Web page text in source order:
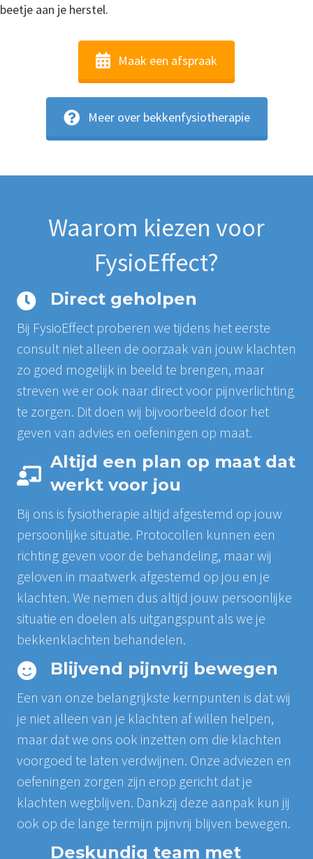
beetje aan je herstel.
Maak een afspraak
Meer over bekkenfysiotherapie
Waarom kiezen voor
FysioEffect?
Direct geholpen
Bij FysioEffect proberen we tijdens het eerste
consult niet alleen de oorzaak van jouw klachten
zo goed mogelijk in beeld te brengen, maar
streven we er ook naar direct voor pijnverlichting
te zorgen. Dit doen wij bijvoorbeeld door het
geven van advies en oefeningen op maat.
Altijd een plan op maat dat
werkt voor jou
Bij ons is fysiotherapie altijd afgestemd op jouw
persoonlijke situatie. Protocollen kunnen een
richting geven voor de behandeling, maar wij
geloven in maatwerk afgestemd op jou en je
klachten. We nemen dus altijd jouw persoonlijke
situatie en doelen als uitgangspunt als we je
bekkenklachten behandelen.
Blijvend pijnvrij bewegen
Een van onze belangrijkste kernpunten is dat wij
je niet alleen van je klachten af willen helpen,
maar dat we ons ook inzetten om die klachten
voorgoed te laten verdwijnen. Onze adviezen en
oefeningen zorgen zijn erop gericht dat je
klachten wegblijven. Dankzij deze aanpak kun jij
ook op de lange termijn pijnvrij blijven bewegen.
Deskundig team met